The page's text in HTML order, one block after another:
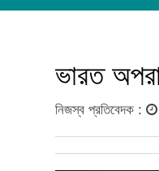
ভারত
নিজস্ব প্রতিবেদক :